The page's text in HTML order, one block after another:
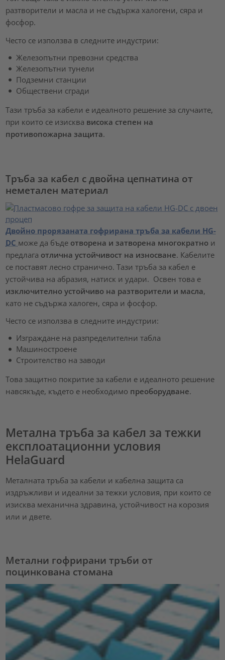
разтворители и масла и не съдържа халогени, сяра и
фосфор.
Често се използва в следните индустрии:
Железопътни превозни средства
Железопътни тунели
Подземни станции
Обществени сгради
Тази тръба за кабели е идеалното решение за случаите,
при които се изисква висока степен на
противопожарна защита.
Тръба за кабел с двойна цепнатина от
неметален материал
Двойно прорязаната гофрирана тръба за кабели HG-
DC може да бъде отворена и затворена многократно и
предлага отлична устойчивост на износване. Кабелите
се поставят лесно странично. Тази тръба за кабел е
устойчива на абразия, натиск и удари. Освен това е
изключително устойчиво на разтворители и масла,
като не съдържа халоген, сяра и фосфор.
Често се използва в следните индустрии:
Изграждане на разпределителни табла
Машиностроене
Строителство на заводи
Това защитно покритие за кабели е идеалното решение
навсякъде, където е необходимо преоборудване.
Метална тръба за кабел за тежки
експлоатационни условия
HelaGuard
Металната тръба за кабели и кабелна защита са
издръжливи и идеални за тежки условия, при които се
изисква механична здравина, устойчивост на корозия
или и двете.
Метални гофрирани тръби от
поцинкована стомана